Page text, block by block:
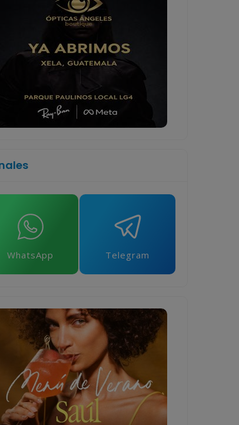
WhatsApp Telegram